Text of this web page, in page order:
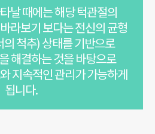
날 때에는 해당 턱관절의
라보기 보다는 전신의 균형
척추) 상태를 기반으로
해결하는 것을 바탕으로
지속적인 관리가 가능하게
됩니다.